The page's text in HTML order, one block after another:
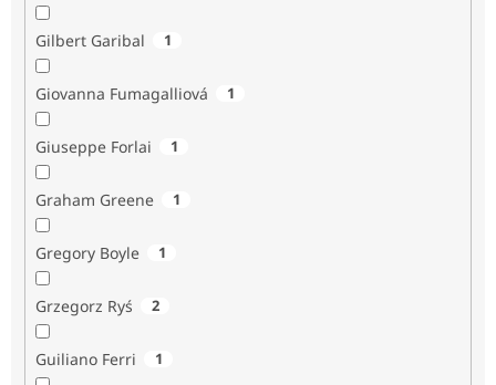
Gilbert Garibal 1
Giovanna Fumagalliová 1
Giuseppe Forlai 1
Graham Greene 1
Gregory Boyle 1
Grzegorz Ryś 2
Guiliano Ferri 1